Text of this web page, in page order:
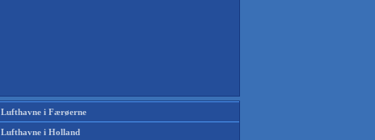
Lufthavne i Færøerne
Lufthavne i Holland